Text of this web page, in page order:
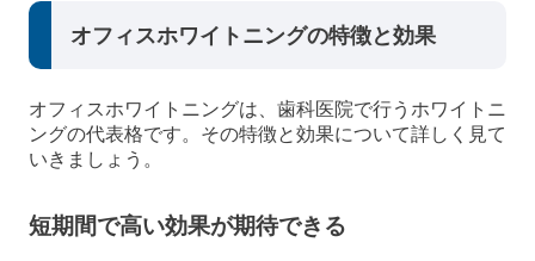
オフィスホワイトニングの特徴と効果
オフィスホワイトニングは、歯科医院で行うホワイトニ
ングの代表格です。その特徴と効果について詳しく見て
いきましょう。
短期間で高い効果が期待できる